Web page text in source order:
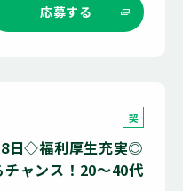
応募する
契
社
員
日◇福利厚生充実◎
ャンス！20～40代